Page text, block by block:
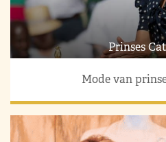
Prinses
Mode van